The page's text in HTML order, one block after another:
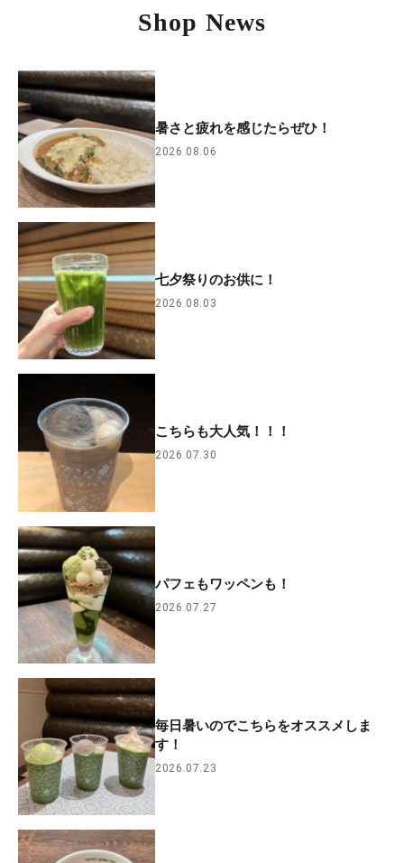
Shop News
暑さと疲れを感じたらぜひ！
2026.08.06
七夕祭りのお供に！
2026.08.03
こちらも大人気！！！
2026.07.30
パフェもワッペンも！
2026.07.27
毎日暑いのでこちらをオススメしま
す！
2026.07.23